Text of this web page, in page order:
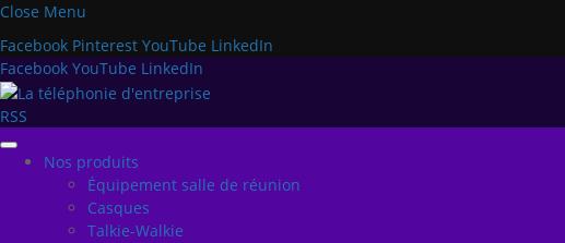
Close Menu
Facebook Pinterest YouTube LinkedIn
Facebook YouTube LinkedIn
RSS
Nos produits
Équipement salle de réunion
Casques
Talkie-Walkie